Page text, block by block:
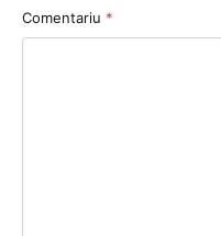
Comentariu *